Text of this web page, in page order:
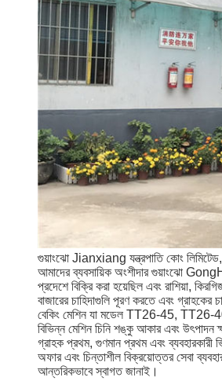
গুয়াংঝো Jianxiang যন্ত্রপাতি কোং
আমাদের ব্যবসায়িক অংশীদার গুয়াংঝো
প্রদেশে বিক্রি করা হয়েছিল এবং রাশিয়া,
বাজারের চাহিদাগুলি পূরণ করতে এবং
বেকিং মেশিন যা মডেল TT26-45,
বিভিন্ন মেশিন চিনি শঙ্কু আকার এবং উৎপাদন
গ্রাহক প্রথম, গুণমান প্রথম এবং ব্যবহারকারী
অফার এবং চিন্তাশীল বিক্রয়োত্তর সেবা
আন্তরিকভাবে স্বাগত জানাই।